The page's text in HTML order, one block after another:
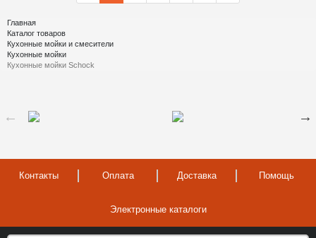
Главная
Каталог товаров
Кухонные мойки и смесители
Кухонные мойки
Кухонные мойки Schock
Контакты Оплата Доставка Помощь
Электронные каталоги